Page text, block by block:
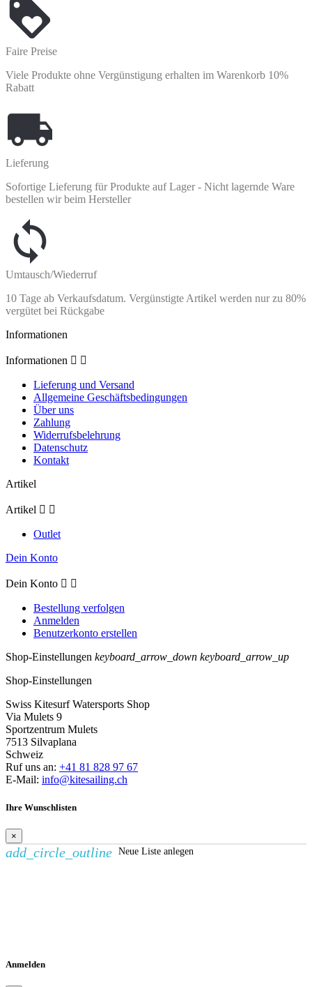
Faire Preise
Viele Produkte ohne Vergünstigung erhalten im Warenkorb 10%
Rabatt
Lieferung
Sofortige Lieferung für Produkte auf Lager - Nicht lagernde Ware
bestellen wir beim Hersteller
Umtausch/Wiederruf
10 Tage ab Verkaufsdatum. Vergünstigte Artikel werden nur zu 80%
vergütet bei Rückgabe
Informationen
Informationen  
Lieferung und Versand
Allgemeine Geschäftsbedingungen
Über uns
Zahlung
Widerrufsbelehrung
Datenschutz
Kontakt
Artikel
Artikel  
Outlet
Dein Konto
Dein Konto  
Bestellung verfolgen
Anmelden
Benutzerkonto erstellen
Shop-Einstellungen keyboard_arrow_down keyboard_arrow_up
Shop-Einstellungen
Swiss Kitesurf Watersports Shop
Via Mulets 9
Sportzentrum Mulets
7513 Silvaplana
Schweiz
Ruf uns an: +41 81 828 97 67
E-Mail: info@kitesailing.ch
Ihre Wunschlisten
×
add_circle_outline Neue Liste anlegen
Anmelden